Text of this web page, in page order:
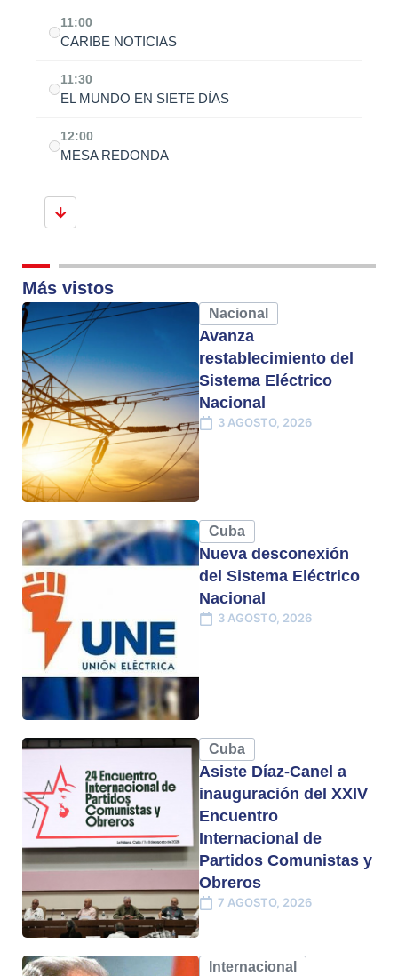
11:00
CARIBE NOTICIAS
11:30
EL MUNDO EN SIETE DÍAS
12:00
MESA REDONDA
Más vistos
Nacional
Avanza
restablecimiento del
Sistema Eléctrico
Nacional
3 AGOSTO, 2026
Cuba
Nueva desconexión
del Sistema Eléctrico
Nacional
3 AGOSTO, 2026
Cuba
Asiste Díaz-Canel a
inauguración del XXIV
Encuentro
Internacional de
Partidos Comunistas y
Obreros
7 AGOSTO, 2026
Internacional